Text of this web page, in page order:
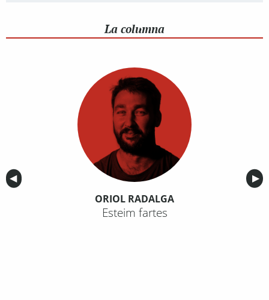
La columna
Anterior
◀︎ ▶︎
ORIOL RADALGA
Esteim fartes